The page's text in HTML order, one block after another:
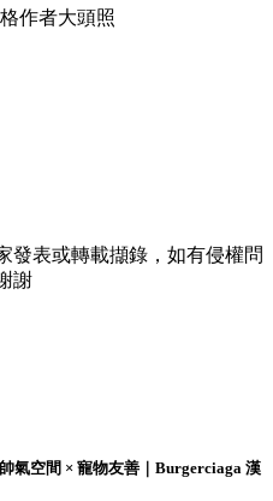
作者大頭照
發表或轉載擷錄，如有侵權問
謝
氣空間 × 寵物友善｜Burgerciaga 漢